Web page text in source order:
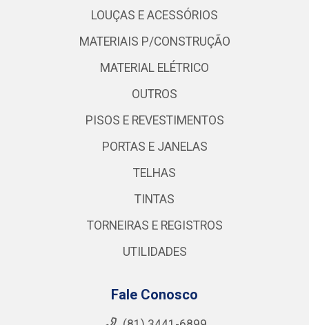
LOUÇAS E ACESSÓRIOS
MATERIAIS P/CONSTRUÇÃO
MATERIAL ELÉTRICO
OUTROS
PISOS E REVESTIMENTOS
PORTAS E JANELAS
TELHAS
TINTAS
TORNEIRAS E REGISTROS
UTILIDADES
Fale Conosco